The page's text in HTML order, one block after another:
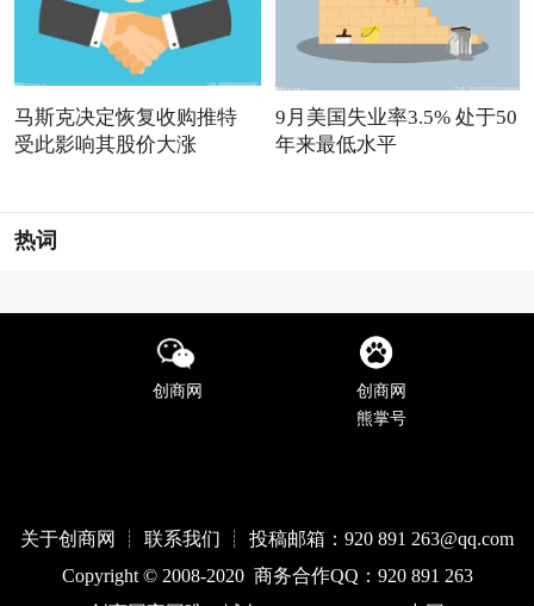
马斯克决定恢复收购推特
受此影响其股价大涨
9月美国失业率3.5% 处于50
年来最低水平
热词
创商网
创商网
熊掌号
关于创商网 ┊ 联系我们 ┊ 投稿邮箱：920 891 263@qq.com
Copyright © 2008-2020 商务合作QQ：920 891 263